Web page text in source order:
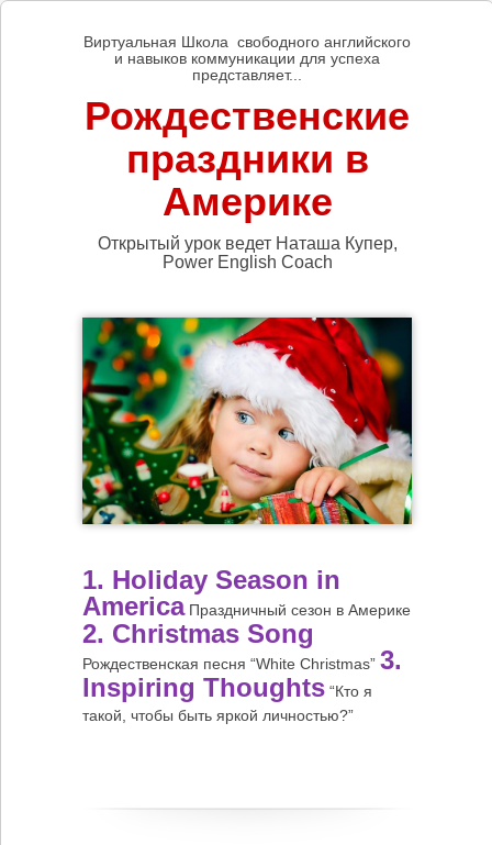
Виртуальная Школа свободного английского
и навыков коммуникации для успеха
представляет...
Рождественские
праздники в
Америке
Открытый урок ведет Наташа Купер,
Power English Coach
1. Holiday Season in
America Праздничный сезон в Америке
2. Christmas Song
Рождественская песня “White Christmas” 3.
Inspiring Thoughts “Кто я
такой, чтобы быть яркой личностью?”